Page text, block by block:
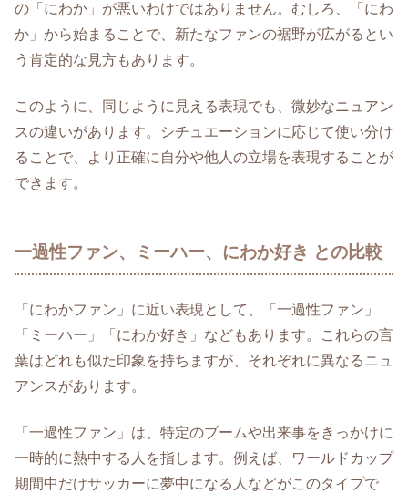
の「にわか」が悪いわけではありません。むしろ、「にわ
か」から始まることで、新たなファンの裾野が広がるとい
う肯定的な見方もあります。
このように、同じように見える表現でも、微妙なニュアン
スの違いがあります。シチュエーションに応じて使い分け
ることで、より正確に自分や他人の立場を表現することが
できます。
一過性ファン、ミーハー、にわか好き との比較
「にわかファン」に近い表現として、「一過性ファン」
「ミーハー」「にわか好き」などもあります。これらの言
葉はどれも似た印象を持ちますが、それぞれに異なるニュ
アンスがあります。
「一過性ファン」は、特定のブームや出来事をきっかけに
一時的に熱中する人を指します。例えば、ワールドカップ
期間中だけサッカーに夢中になる人などがこのタイプで